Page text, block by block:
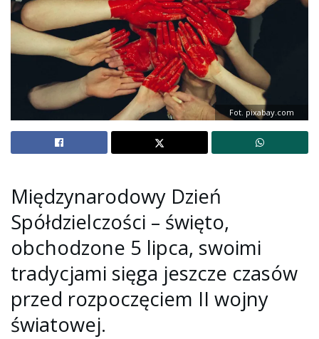
Fot. pixabay.com
Międzynarodowy Dzień
Spółdzielczości – święto,
obchodzone 5 lipca, swoimi
tradycjami sięga jeszcze czasów
przed rozpoczęciem II wojny
światowej.